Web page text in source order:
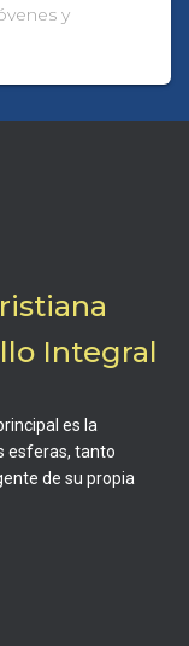
y
Integral
es la
esferas, tanto
de su propia